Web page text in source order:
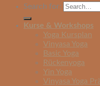
Search for:
Kurse & Workshops
Yoga Kursplan
Vinyasa Yoga
Basic Yoga
Rückenyoga
Yin Yoga
Vinyasa Yoga